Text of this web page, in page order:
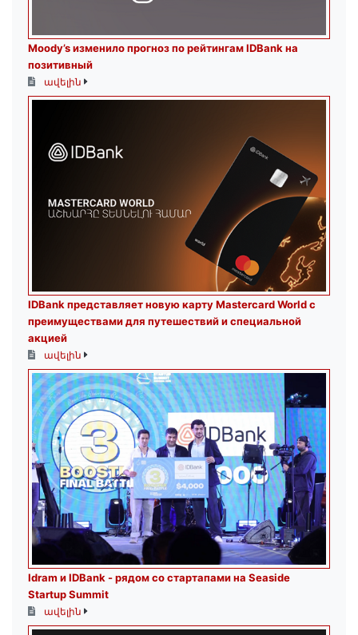
Moody’s изменило прогноз по рейтингам IDBank на
позитивный
ավելին
IDBank представляет новую карту Mastercard World с
преимуществами для путешествий и специальной
акцией
ավելին
Idram и IDBank - рядом со стартапами на Seaside
Startup Summit
ավելին